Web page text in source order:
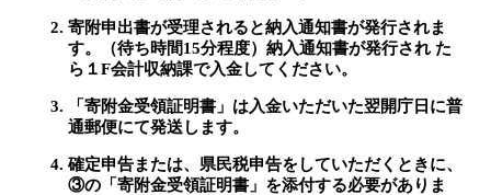
寄附申出書が受理されると納入通知書が発行されま
す。（待ち時間15分程度）納入通知書が発行され た
ら１F会計収納課で入金してください。
「寄附金受領証明書」は入金いただいた翌開庁日に普
通郵便にて発送します。
確定申告または、県民税申告をしていただくときに、
③の「寄附金受領証明書」を添付する必要がありま